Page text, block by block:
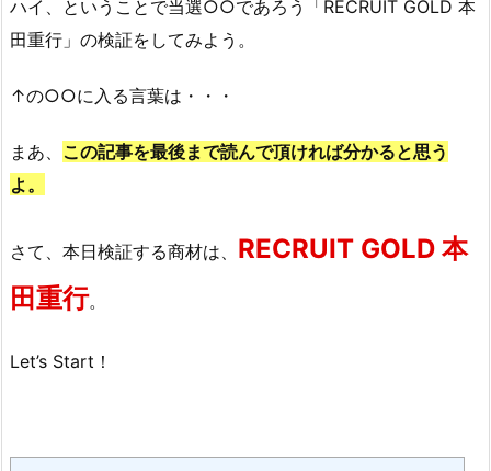
ハイ、ということで当選○○であろう「RECRUIT GOLD 本
田重行」の検証をしてみよう。
↑の○○に入る言葉は・・・
まあ、 この記事を最後まで読んで頂ければ分かると思う
よ。
さて、本日検証する商材は、 RECRUIT GOLD 本
田重行。
Let’s Start！